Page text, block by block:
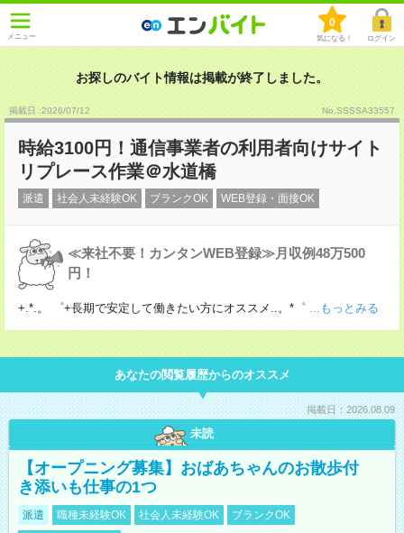
メニュー
0
気になる！ ログイン
お探しのバイト情報は掲載が終了しました。
掲載日 :2026/07/12 No.SSSSA33557
時給3100円！通信事業者の利用者向けサイト
リプレース作業＠水道橋
派遣 社会人未経験OK ブランクOK WEB登録・面接OK
≪来社不要！カンタンWEB登録≫月収例48万500
円！
+.*.。 ゜+長期で安定して働きたい方にオススメ..。*゜ ...もっとみる
あなたの閲覧履歴からのオススメ
掲載日：2026.08.09
未読
【オープニング募集】おばあちゃんのお散歩付
き添いも仕事の1つ
派遣 職種未経験OK 社会人未経験OK
ブランクOK